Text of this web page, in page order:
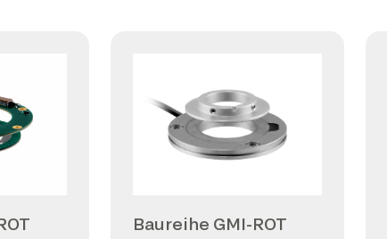
Baureihe GMI-ROT